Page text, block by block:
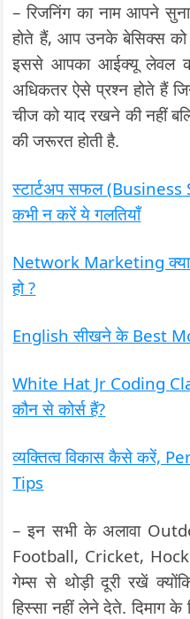
– रिजनिंग का नाम आपने
होते हैं, आप उनके बेसिक्स
इससे आपका आईक्यू लेवल
अधिकतर ऐसे प्रश्न होते हैं
चीज को याद रखने की नहीं
की जरूरत होती है.
स्टार्टअप सफल
कभी न करें ये गलतियाँ
Network Marketing क्या
हो ?
English सीखने के Best
White Hat Jr Coding
कौन से कोर्स हैं?
व्यक्तित्व विकास कैसे करें,
Tips
– इन सभी के अलावा
Football, Cricket,
गेम्स से थोड़ी दूरी रखें
हिस्सा नहीं लेने देते. दिमाग के